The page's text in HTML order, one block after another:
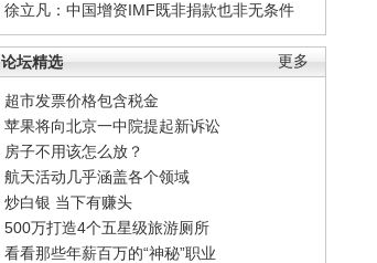
徐立凡：中国增资IMF既非捐款也非无条件
更多
论坛精选
超市发票价格包含税金
苹果将向北京一中院提起新诉讼
房子不用该怎么放？
航天活动几乎涵盖各个领域
炒白银 当下有赚头
500万打造4个五星级旅游厕所
看看那些年薪百万的“神秘”职业